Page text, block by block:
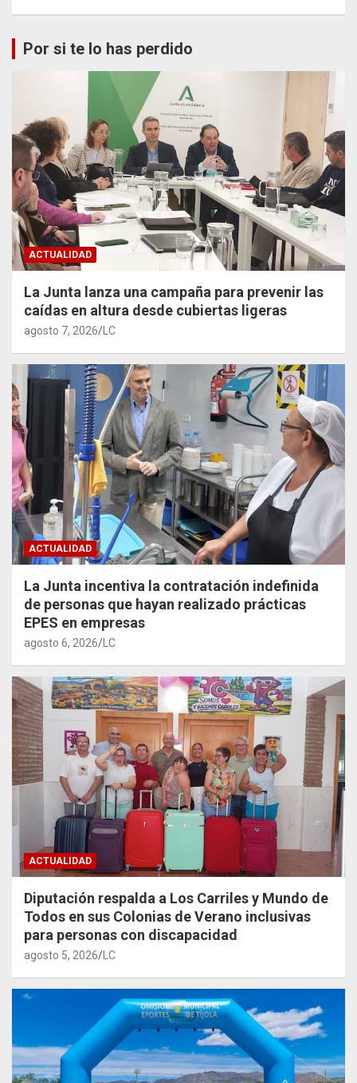
Por si te lo has perdido
ACTUALIDAD
La Junta lanza una campaña para prevenir las
caídas en altura desde cubiertas ligeras
agosto 7, 2026 LC
ACTUALIDAD
La Junta incentiva la contratación indefinida
de personas que hayan realizado prácticas
EPES en empresas
agosto 6, 2026 LC
ACTUALIDAD
Diputación respalda a Los Carriles y Mundo de
Todos en sus Colonias de Verano inclusivas
para personas con discapacidad
agosto 5, 2026 LC